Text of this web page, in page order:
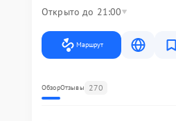
Открыто до 21:00
Маршрут
ОбзорОтзывы 270